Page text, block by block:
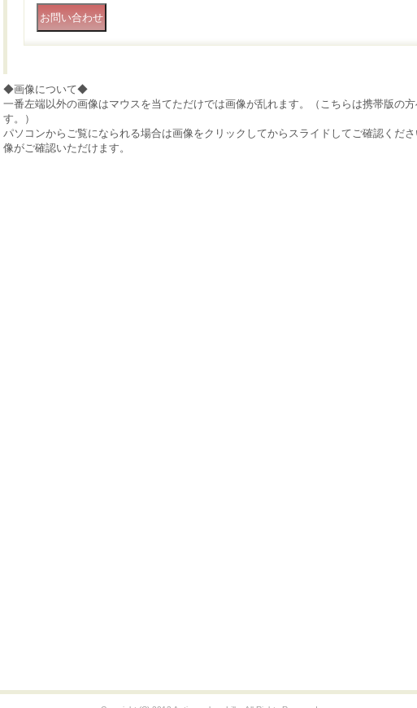
◆画像について◆
一番左端以外の画像はマウスを当てただけでは画像が乱れます。（こちらは携帯版の
す。）
パソコンからご覧になられる場合は画像をクリックしてからスライドしてご確認くだ
像がご確認いただけます。